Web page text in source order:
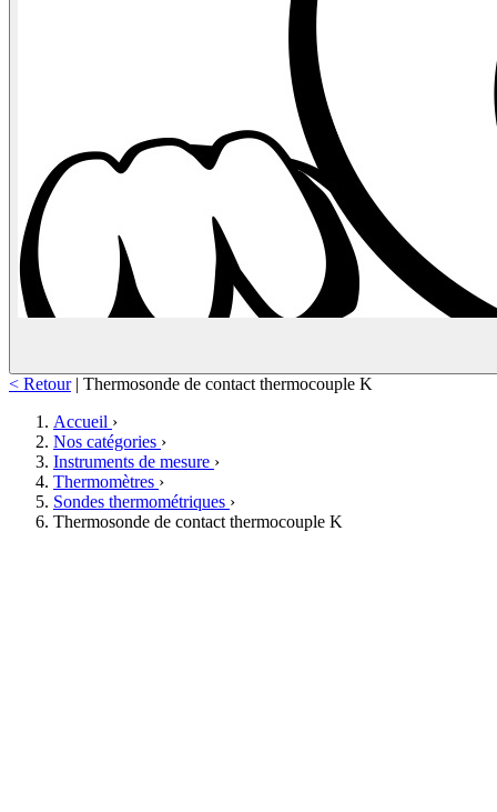
< Retour | Thermosonde de contact thermocouple K
Accueil ›
Nos catégories ›
Instruments de mesure ›
Thermomètres ›
Sondes thermométriques ›
Thermosonde de contact thermocouple K